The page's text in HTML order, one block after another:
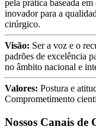
pela prática baseada
inovador para a
cirúrgico.
Visão: Ser a voz e o
padrões de excelência
no âmbito nacional e
Valores: Postura e
Comprometimento
Nossos Canais de